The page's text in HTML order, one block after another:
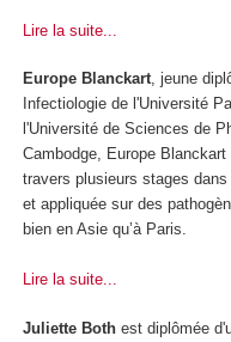
Lire la suite...
Europe Blanckart, jeune
Infectiologie de l'Université
l'Université de Sciences de
Cambodge, Europe
travers plusieurs stages
et appliquée sur des
bien en Asie qu’à Paris.
Lire la suite...
Juliette Both est diplômée